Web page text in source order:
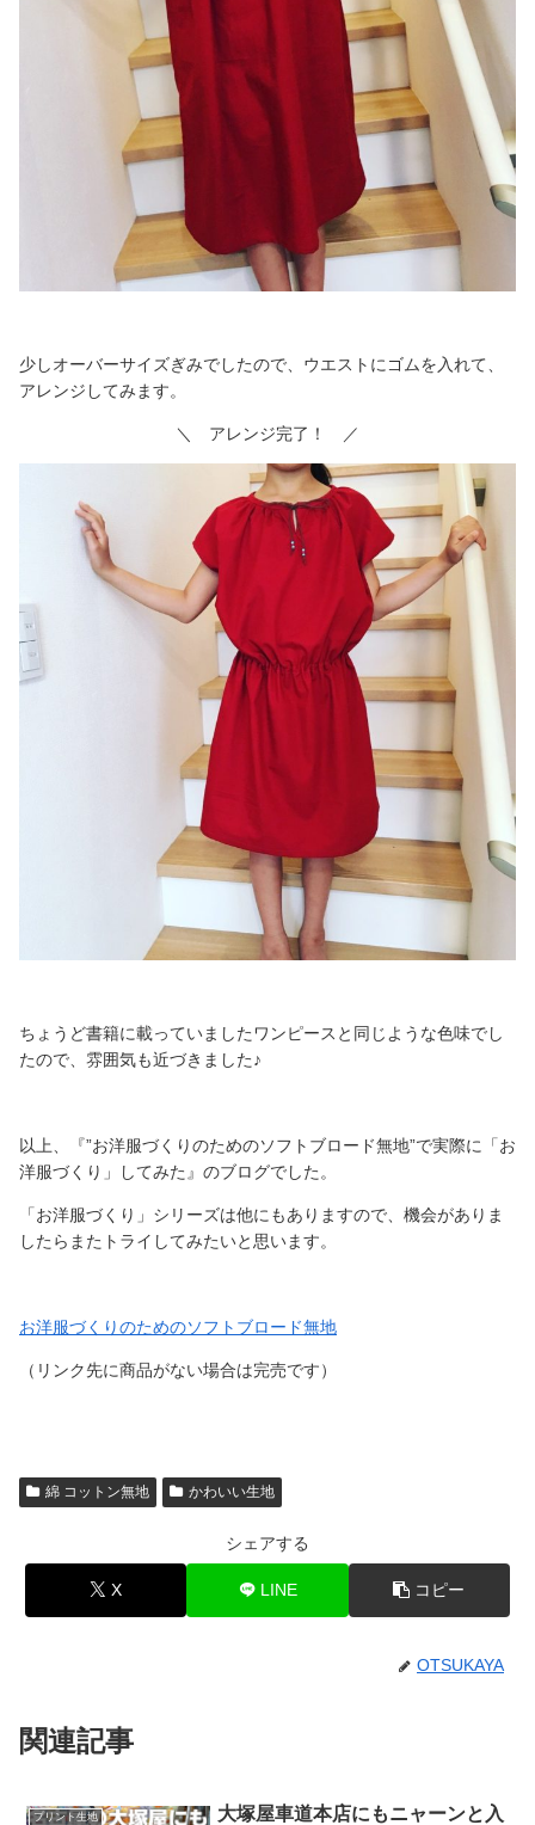
少しオーバーサイズぎみでしたので、ウエストにゴムを入れて、
アレンジしてみます。
＼ アレンジ完了！ ／
ちょうど書籍に載っていましたワンピースと同じような色味でし
たので、雰囲気も近づきました♪
以上、『”お洋服づくりのためのソフトブロード無地”で実際に「お
洋服づくり」してみた』のブログでした。
「お洋服づくり」シリーズは他にもありますので、機会がありま
したらまたトライしてみたいと思います。
お洋服づくりのためのソフトブロード無地
（リンク先に商品がない場合は完売です）
綿 コットン無地 かわいい生地
シェアする
X LINE コピー
OTSUKAYA
関連記事
プリント生地
大塚屋車道本店にもニャーンと入